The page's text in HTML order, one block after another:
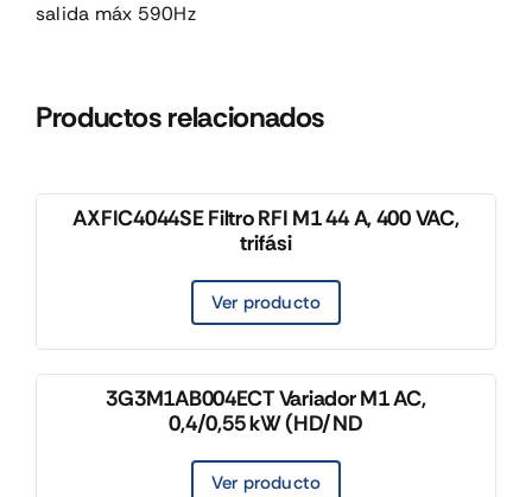
salida máx 590Hz
Productos relacionados
AXFIC4044SE Filtro RFI M1 44 A, 400 VAC,
trifási
Ver producto
3G3M1AB004ECT Variador M1 AC,
0,4/0,55 kW (HD/ND
Ver producto